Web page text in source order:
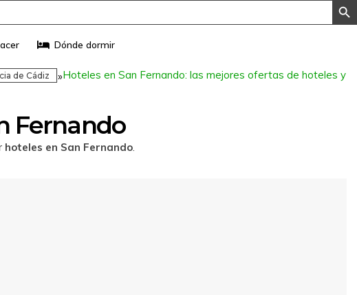
Dónde dormir
de Cádiz »Hoteles en San Fernando: las mejores ofertas de hoteles y
Fernando
hoteles en San Fernando.